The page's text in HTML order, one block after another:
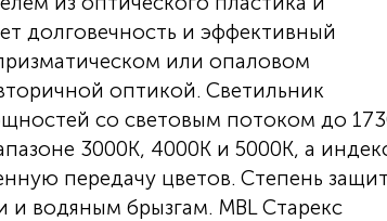
долговечность и эффективный
или опаловом
оптикой. Светильник
со световым потоком до
3000К, 4000К и 5000К, а
передачу цветов. Степень
водяным брызгам. MBL Старекс